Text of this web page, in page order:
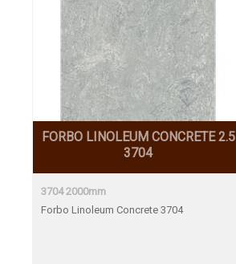
FORBO LINOLEUM CONCRETE 2.5
3704
3704 2000mm
Forbo Linoleum Concrete 3704